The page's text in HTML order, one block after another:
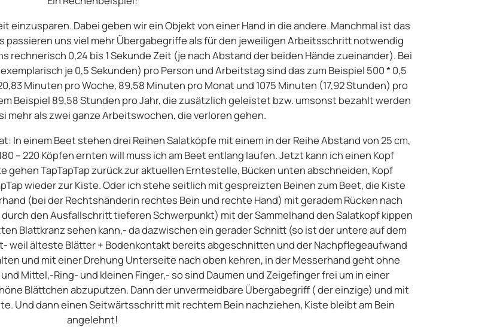
Dabei geben wir ein Objekt von einer Hand in die andere. Manchmal ist das
passieren uns viel mehr Übergabegriffe als für den jeweiligen Arbeitsschritt notwendig
0,24 bis 1 Sekunde Zeit (je nach Abstand der beiden Hände zueinander). Bei
je 0,5 Sekunden) pro Person und Arbeitstag sind das zum Beispiel 500 * 0,5
Minuten pro Woche, 89,58 Minuten pro Monat und 1075 Minuten (17,92 Stunden) pro
Beispiel 89,58 Stunden pro Jahr, die zusätzlich geleistet bzw. umsonst bezahlt werden
mehr als zwei ganze Arbeitswochen, die verloren gehen.
In einem Beet stehen drei Reihen Salatköpfe mit einem in der Reihe Abstand von 25 cm,
– 220 Köpfen ernten will muss ich am Beet entlang laufen. Jetzt kann ich einen Kopf
gehen TapTapTap zurück zur aktuellen Erntestelle, Bücken unten abschneiden, Kopf
wieder zur Kiste. Oder ich stehe seitlich mit gespreizten Beinen zum Beet, die Kiste
(bei der Rechtshänderin rechtes Bein und rechte Hand) mit geradem Rücken nach
den Ausfallschritt tieferen Schwerpunkt) mit der Sammelhand den Salatkopf kippen
Blattkranz sehen kann,- da dazwischen ein gerader Schnitt (so ist der untere auf dem
weil älteste Blätter + Bodenkontakt bereits abgeschnitten und der Nachpflegeaufwand
und mit einer Drehung Unterseite nach oben kehren, in der Messerhand geht ohne
Mittel,-Ring- und kleinen Finger,- so sind Daumen und Zeigefinger frei um in einer
Blättchen abzuputzen. Dann der unvermeidbare Übergabegriff ( der einzige) und mit
Und dann einen Seitwärtsschritt mit rechtem Bein nachziehen, Kiste bleibt am Bein
angelehnt!